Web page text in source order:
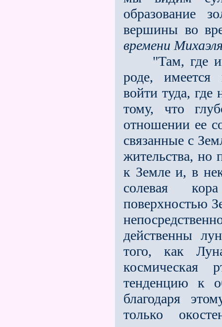
образование
вершины во
времени
"Там, где
роде, имеется
войти туда, где
тому, что
отношении ее
связанные с
жительства, но
к Земле и, в
солевая
поверхностью
действенны
того, как
космическая
тенденцию к
благодаря
только